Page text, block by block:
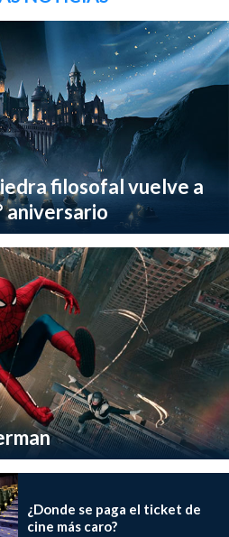
filosofal vuelve a
aniversario
¿Donde se paga el ticket de
cine más caro?